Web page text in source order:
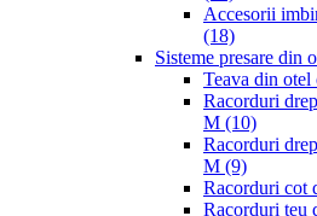
Accesorii
(18)
Sisteme presare din
Teava din
Racorduri
M (10)
Racorduri
M (9)
Racorduri cot
Racorduri teu